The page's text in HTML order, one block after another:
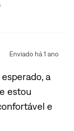
Enviado há1 ano
a
estou
e